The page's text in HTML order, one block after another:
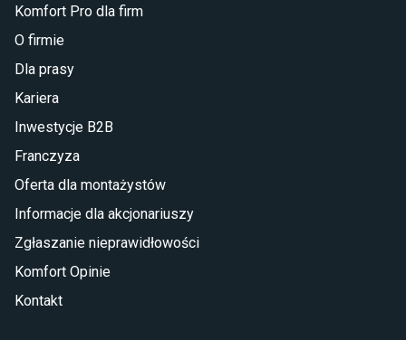
Komfort Pro dla firm
O firmie
Dla prasy
Kariera
Inwestycje B2B
Franczyza
Oferta dla montażystów
Informacje dla akcjonariuszy
Zgłaszanie nieprawidłowości
Komfort Opinie
Kontakt